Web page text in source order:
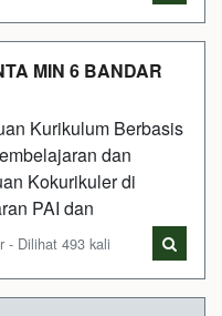
MIN 6 BANDAR
Kurikulum Berbasis
dan
Kokurikuler di
PAI dan
- Dilihat 493 kali